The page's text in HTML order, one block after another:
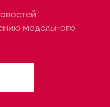
модельного